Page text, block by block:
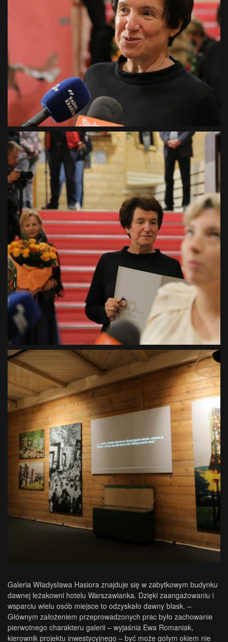
Galeria Władysława Hasiora znajduje się w zabytkowym budynku
dawnej leżakowni hotelu Warszawianka. Dzięki zaangażowaniu i
wsparciu wielu osób miejsce to odzyskało dawny blask. –
Głównym założeniem przeprowadzonych prac było zachowanie
pierwotnego charakteru galerii – wyjaśnia Ewa Romaniak,
kierownik projektu inwestycyjnego – być może gołym okiem nie